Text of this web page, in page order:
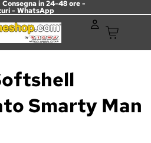
in 24-48 ore -
- WhatsApp
Smarty Man